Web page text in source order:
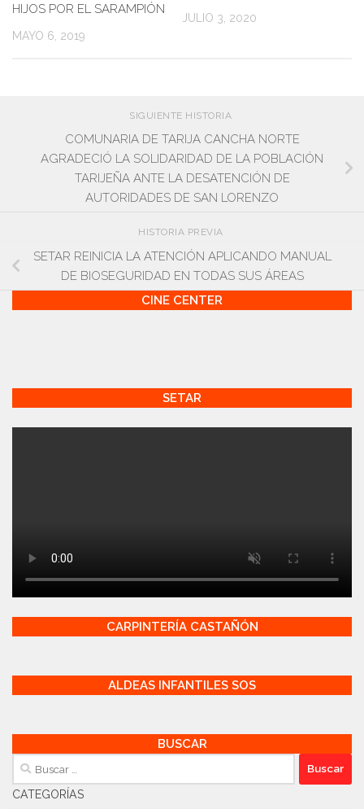
HIJOS POR EL SARAMPIÓN
MAYO 6, 2019
JULIO 3, 2020
SIGUIENTE HISTORIA
COMUNARIA DE TARIJA CANCHA NORTE
AGRADECIÓ LA SOLIDARIDAD DE LA POBLACIÓN
TARIJEÑA ANTE LA DESATENCIÓN DE
AUTORIDADES DE SAN LORENZO
HISTORIA PREVIA
SETAR REINICIA LA ATENCIÓN APLICANDO MANUAL
DE BIOSEGURIDAD EN TODAS SUS ÁREAS
CINE CENTER
SETAR
CARPINTERÍA CASTAÑÓN
ALDEAS INFANTILES SOS
BUSCAR
Buscar:
CATEGORÍAS